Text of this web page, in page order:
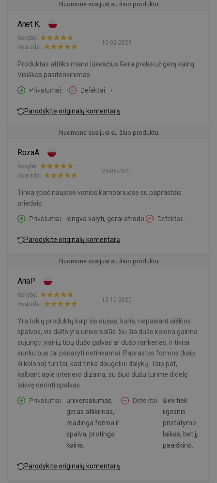
Nuomonė susijusi su šiuo produktu
Anet K.
15-02-2023
Kokybė:
Išvaizda:
Produktas atitiko mano lūkesčius Gera prekė už gerą kainą
Visiškas pasitenkinimas
Privalumai
- Defektai -
Parodykite originalų komentarą
Nuomonė susijusi su šiuo produktu
RozaA
23-06-2021
Kokybė:
Išvaizda:
Tinka ypač naujose vonios kambariuose su paprastais
priedais.
Privalumai
lengva valyti, gerai atrodo. Defektai -
Parodykite originalų komentarą
Nuomonė susijusi su šiuo produktu
AriaP
12-10-2020
Kokybė:
Išvaizda:
Yra tokių produktų kaip šis dušas, kurie, nepaisant aiškios
spalvos, vis dėlto yra universalūs. Su šia dušo kolona galima
sujungti įvairių tipų dušo galvas ar dušo rankenas, ir tikrai
sunku bus tai padaryti netinkamai. Paprastos formos (kaip
ši kolona) turi tai, kad tinka daugeliui dalykų. Taip pat,
kalbant apie interjero dizainą, su šiuo dušu turime didelę
laisvę derinti spalvas.
Privalumai
universalumas,
geras atlikimas,
madinga forma ir
spalva, protinga
kaina.
Defektai
šiek tiek
ilgesnis
pristatymo
laikas, bet jį
paaiškino.
Parodykite originalų komentarą